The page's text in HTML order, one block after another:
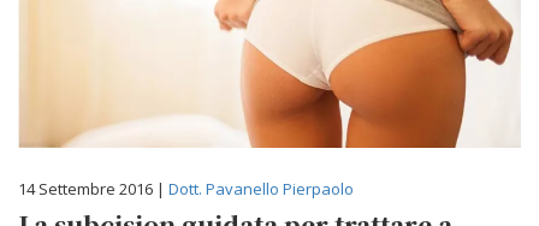
14 Settembre 2016 | Dott. Pavanello Pierpaolo